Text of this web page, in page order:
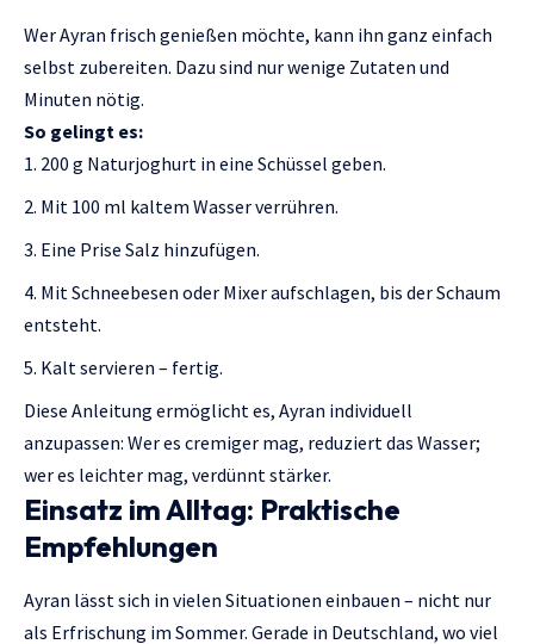
Wer Ayran frisch genießen möchte, kann ihn ganz einfach
selbst zubereiten. Dazu sind nur wenige Zutaten und
Minuten nötig.
So gelingt es:
200 g Naturjoghurt in eine Schüssel geben.
Mit 100 ml kaltem Wasser verrühren.
Eine Prise Salz hinzufügen.
Mit Schneebesen oder Mixer aufschlagen, bis der Schaum
entsteht.
Kalt servieren – fertig.
Diese Anleitung ermöglicht es, Ayran individuell
anzupassen: Wer es cremiger mag, reduziert das Wasser;
wer es leichter mag, verdünnt stärker.
Einsatz im Alltag: Praktische
Empfehlungen
Ayran lässt sich in vielen Situationen einbauen – nicht nur
als Erfrischung im Sommer. Gerade in Deutschland, wo viel